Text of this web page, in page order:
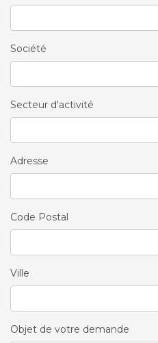
Société
Secteur d'activité
Adresse
Code Postal
Ville
Objet de votre demande